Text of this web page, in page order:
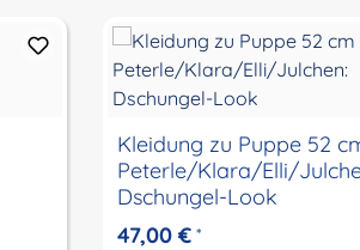
Kleidung zu Puppe 52
Peterle/Klara/Elli/
Dschungel-Look
47,00 € *